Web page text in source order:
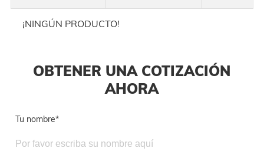
contacto
¡NINGÚN PRODUCTO!
OBTENER UNA COTIZACIÓN
AHORA
Tu nombre*